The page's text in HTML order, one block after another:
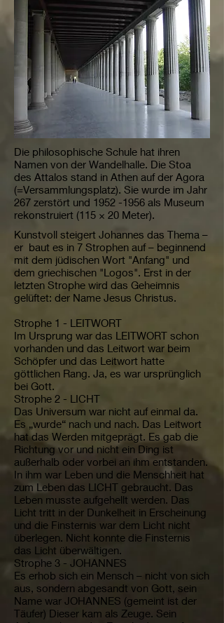
Die philosophische Schule hat ihren
Namen von der Wandelhalle. Die Stoa
des Attalos stand in Athen auf der Agora
(=Versammlungsplatz). Sie wurde im Jahr
267 zerstört und 1952 -1956 als Museum
rekonstruiert (115 × 20 Meter).
Kunstvoll steigert Johannes das Thema –
er baut es in 7 Strophen auf – beginnend
mit dem jüdischen Wort "Anfang" und
dem griechischen "Logos". Erst in der
letzten Strophe wird das Geheimnis
gelüftet: der Name Jesus Christus.
Strophe 1 - LEITWORT
Im Ursprung war das LEITWORT schon
vorhanden und das Leitwort war beim
Schöpfer und das Leitwort hatte
göttlichen Rang. Ja, es war ursprünglich
bei Gott.
Strophe 2 - LICHT
Das Universum war nicht auf einmal da.
Es „wurde“ nach und nach. Das Leitwort
hat das Werden mitgeprägt. Es gab die
Richtung vor und nicht ein Ding ist
außerhalb oder vorbei an ihm entstanden.
In ihm war Leben und die Menschheit hat
zum Leben das LICHT gebraucht. Das
Leben musste aufgehellt werden. Das
Licht tritt in der Dunkelheit in Erscheinung
und die Finsternis war dem Licht nicht
überlegen. Nicht konnte die Finsternis
das Licht überwältigen.
Strophe 3 - JOHANNES
Es erhob sich ein Mensch – nicht von sich
aus, sondern abgesandt von Gott, sein
Name war JOHANNES (gemeint ist der
Täufer) Dieser kam als Zeuge. Sein